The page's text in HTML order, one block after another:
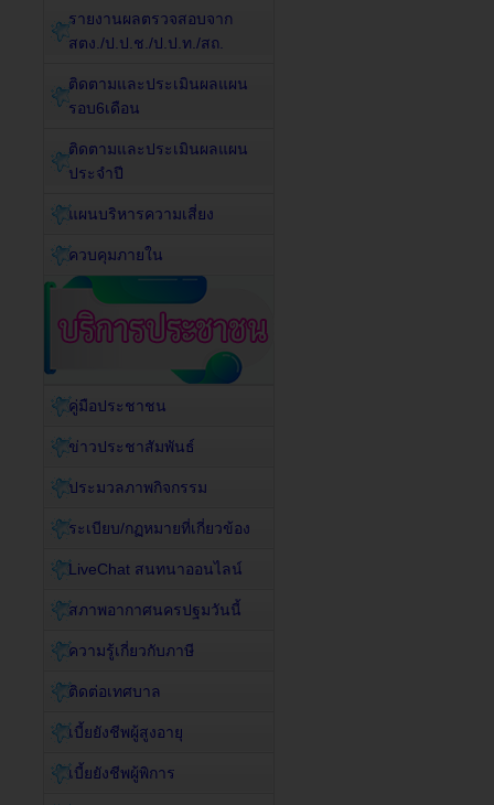
รายงานผลตรวจสอบจาก
สตง./ป.ป.ช./ป.ป.ท./สถ.
ติดตามและประเมินผลแผน
รอบ6เดือน
ติดตามและประเมินผลแผน
ประจำปี
แผนบริหารความเสี่ยง
ควบคุมภายใน
คู่มือประชาชน
ข่าวประชาสัมพันธ์
ประมวลภาพกิจกรรม
ระเบียบ/กฏหมายที่เกี่ยวข้อง
LiveChat สนทนาออนไลน์
สภาพอากาศนครปฐมวันนี้
ความรู้เกี่ยวกับภาษี
ติดต่อเทศบาล
เบี้ยยังชีพผู้สูงอายุ
เบี้ยยังชีพผู้พิการ